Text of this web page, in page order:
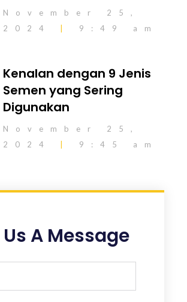
November 25,
2024
9:49 am
Kenalan dengan 9 Jenis
Semen yang Sering
Digunakan
November 25,
2024
9:45 am
A Message